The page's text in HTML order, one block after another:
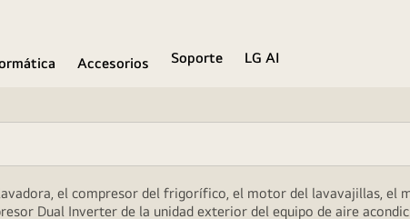
Accesorios Soporte
LG AI
el compresor del frigorífico, el motor del lavavajillas, el
Dual Inverter de la unidad exterior del equipo de aire